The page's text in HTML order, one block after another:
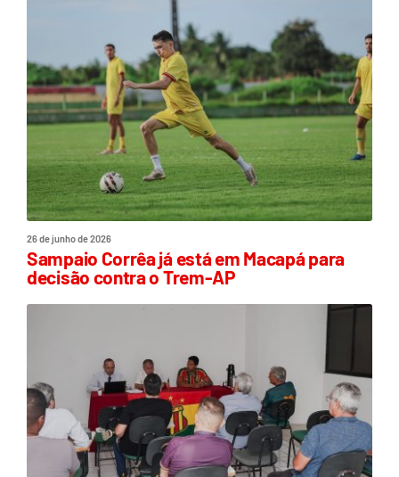
26 de junho de 2026
Sampaio Corrêa já está em Macapá para
decisão contra o Trem-AP